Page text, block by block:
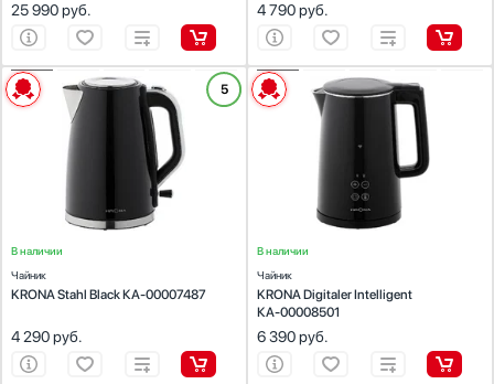
25 990руб. 4 790руб.
ХАРАКТЕРИСТИКИ
Материал корпуса:
нержавеющая сталь
Материал подставки:
металл/пластик
Объем (л):
механическое
5
В наличии
Чайник
KRONA Stahl Black КА-00007487
4 290руб.
ХАРАКТЕРИСТИКИ
Материал корпуса:
Материал подставки:
В наличии
Чайник
KRONA Digitaler Intelligent
КА-00008501
6 390руб.